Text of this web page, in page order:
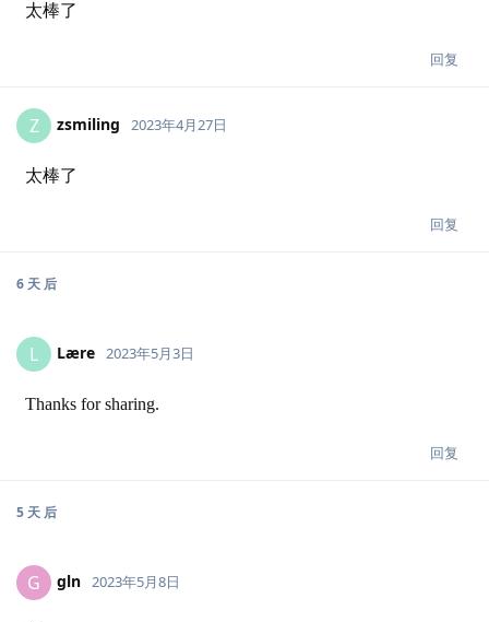
太棒了
回复
Z zsmiling 2023年4月27日
太棒了
回复
6 天后
L Lære 2023年5月3日
Thanks for sharing.
回复
5 天后
G gln 2023年5月8日